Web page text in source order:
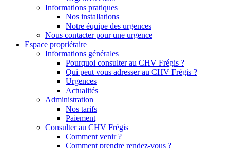
Informations pratiques
Nos installations
Notre équipe des urgences
Nous contacter pour une urgence
Espace propriétaire
Informations générales
Pourquoi consulter au CHV Frégis ?
Qui peut vous adresser au CHV Frégis ?
Urgences
Actualités
Administration
Nos tarifs
Paiement
Consulter au CHV Frégis
Comment venir ?
Comment prendre rendez-vous ?